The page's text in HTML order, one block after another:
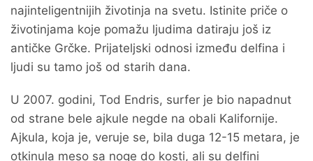
najinteligentnijih životinja na svetu. Istinite priče o
životinjama koje pomažu ljudima datiraju još iz
antičke Grčke. Prijateljski odnosi između delfina i
ljudi su tamo još od starih dana.
U 2007. godini, Tod Endris, surfer je bio napadnut
od strane bele ajkule negde na obali Kalifornije.
Ajkula, koja je, veruje se, bila duga 12-15 metara, je
otkinula meso sa noge do kosti, ali su delfini